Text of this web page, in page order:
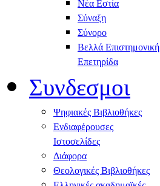
Νέα Εστία
Σύναξη
Σύνορο
Βελλά Επιστημονική
Επετηρίδα
Συνδεσμοι
Ψηφιακές Βιβλιοθήκες
Ενδιαφέρουσες
Ιστοσελίδες
Διάφορα
Θεολογικές Βιβλιοθήκες